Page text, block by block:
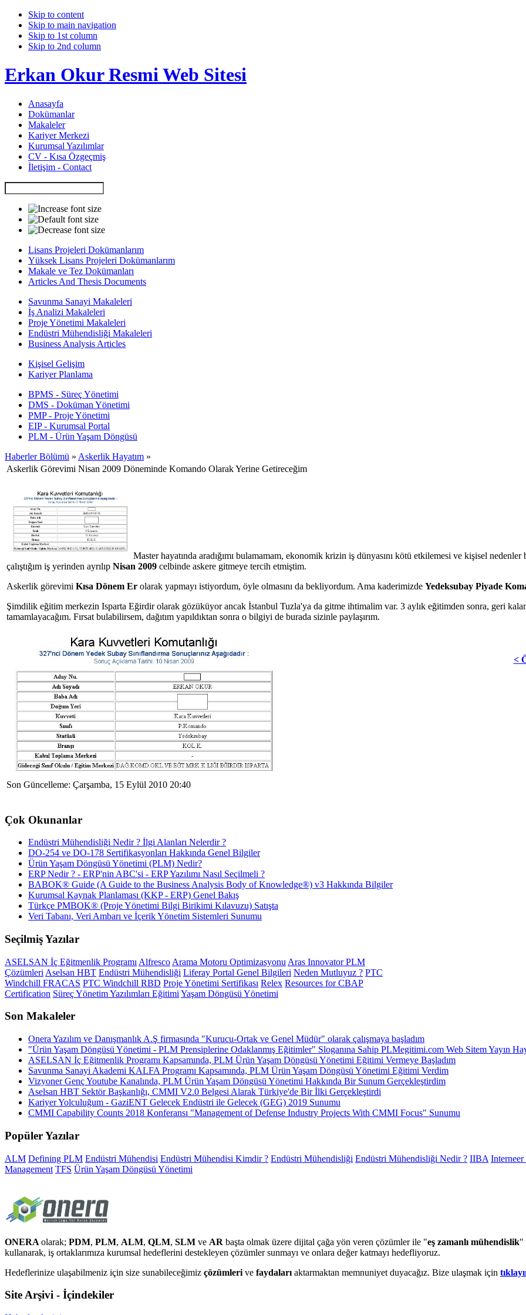
Skip to content
Skip to main navigation
Skip to 1st column
Skip to 2nd column
Erkan Okur Resmi Web Sitesi
Anasayfa
Dokümanlar
Makaleler
Kariyer Merkezi
Kurumsal Yazılımlar
CV - Kısa Özgeçmiş
İletişim - Contact
Lisans Projeleri Dokümanlarım
Yüksek Lisans Projeleri Dokümanlarım
Makale ve Tez Dokümanları
Articles And Thesis Documents
Savunma Sanayi Makaleleri
İş Analizi Makaleleri
Proje Yönetimi Makaleleri
Endüstri Mühendisliği Makaleleri
Business Analysis Articles
Kişisel Gelişim
Kariyer Planlama
BPMS - Süreç Yönetimi
DMS - Doküman Yönetimi
PMP - Proje Yönetimi
EIP - Kurumsal Portal
PLM - Ürün Yaşam Döngüsü
Haberler Bölümü » Askerlik Hayatım »
Askerlik Görevimi Nisan 2009 Döneminde Komando Olarak Yerine Getireceğim
Master hayatında aradığımı bulamamam, ekonomik krizin iş dünyasını kötü etkilemesi ve kişisel
çalıştığım iş yerinden ayrılıp Nisan 2009 celbinde askere gitmeye tercih etmiştim.
Askerlik görevimi Kısa Dönem Er olarak yapmayı istiyordum, öyle olmasını da bekliyordum. Ama kaderimizde Yedeksubay Piyade
Şimdilik eğitim merkezin Isparta Eğirdir olarak gözüküyor ancak İstanbul Tuzla'ya da gitme ihtimalim var. 3 aylık eğitimden sonra, geri kalan
tamamlayacağım. Fırsat bulabilirsem, dağıtım yapıldıktan sonra o bilgiyi de burada sizinle paylaşırım.
<
Son Güncelleme: Çarşamba, 15 Eylül 2010 20:40
Çok Okunanlar
Endüstri Mühendisliği Nedir ? İlgi Alanları Nelerdir ?
DO-254 ve DO-178 Sertifikasyonları Hakkında Genel Bilgiler
Ürün Yaşam Döngüsü Yönetimi (PLM) Nedir?
ERP Nedir ? - ERP'nin ABC'si - ERP Yazılımı Nasıl Seçilmeli ?
BABOK® Guide (A Guide to the Business Analysis Body of Knowledge®) v3 Hakkında Bilgiler
Kurumsal Kaynak Planlaması (KKP - ERP) Genel Bakış
Türkçe PMBOK® (Proje Yönetimi Bilgi Birikimi Kılavuzu) Satışta
Veri Tabanı, Veri Ambarı ve İçerik Yönetim Sistemleri Sunumu
Seçilmiş Yazılar
ASELSAN İç Eğitmenlik Programı Alfresco Arama Motoru Optimizasyonu Aras Innovator PLM
Çözümleri Aselsan HBT Endüstri Mühendisliği Liferay Portal Genel Bilgileri Neden Mutluyuz ? PTC
Windchill FRACAS PTC Windchill RBD Proje Yönetimi Sertifikası Relex Resources for CBAP
Certification Süreç Yönetim Yazılımları Eğitimi Yaşam Döngüsü Yönetimi
Son Makaleler
Onera Yazılım ve Danışmanlık A.Ş firmasında "Kurucu-Ortak ve Genel Müdür" olarak çalışmaya başladım
"Ürün Yaşam Döngüsü Yönetimi - PLM Prensiplerine Odaklanmış Eğitimler" Sloganına Sahip PLMegitimi.com Web Sitem Yayın
ASELSAN İç Eğitmenlik Programı Kapsamında, PLM Ürün Yaşam Döngüsü Yönetimi Eğitimi Vermeye Başladım
Savunma Sanayi Akademi KALFA Programı Kapsamında, PLM Ürün Yaşam Döngüsü Yönetimi Eğitimi Verdim
Vizyoner Genç Youtube Kanalında, PLM Ürün Yaşam Döngüsü Yönetimi Hakkında Bir Sunum Gerçekleştirdim
Aselsan HBT Sektör Başkanlığı, CMMI V2.0 Belgesi Alarak Türkiye'de Bir İlki Gerçekleştirdi
Kariyer Yolculuğum - GaziENT Gelecek Endüstri ile Gelecek (GEG) 2019 Sunumu
CMMI Capability Counts 2018 Konferansı "Management of Defense Industry Projects With CMMI Focus" Sunumu
Popüler Yazılar
ALM Defining PLM Endüstri Mühendisi Endüstri Mühendisi Kimdir ? Endüstri Mühendisliği Endüstri Mühendisliği Nedir ? IIBA
Management TFS Ürün Yaşam Döngüsü Yönetimi
ONERA olarak; PDM, PLM, ALM, QLM, SLM ve AR başta olmak üzere dijital çağa yön veren çözümler ile "eş zamanlı mühendislik"
kullanarak, iş ortaklarımıza kurumsal hedeflerini destekleyen çözümler sunmayı ve onlara değer katmayı hedefliyoruz.
Hedeflerinize ulaşabilmeniz için size sunabileceğimiz çözümleri ve faydaları aktarmaktan memnuniyet duyacağız. Bize ulaşmak için
Site Arşivi - İçindekiler